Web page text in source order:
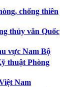
chống thiên
thủy văn Quốc
vực Nam Bộ
thuật Phòng
Nam